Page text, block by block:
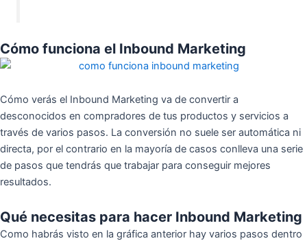
Cómo funciona el Inbound Marketing
Cómo verás el Inbound Marketing va de convertir a
desconocidos en compradores de tus productos y servicios a
través de varios pasos. La conversión no suele ser automática ni
directa, por el contrario en la mayoría de casos conlleva una serie
de pasos que tendrás que trabajar para conseguir mejores
resultados.
Qué necesitas para hacer Inbound Marketing
Como habrás visto en la gráfica anterior hay varios pasos dentro